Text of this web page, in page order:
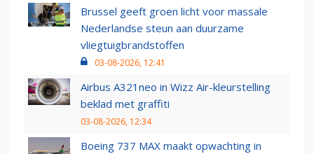
Brussel geeft groen licht voor massale
Nederlandse steun aan duurzame
vliegtuigbrandstoffen
03-08-2026, 12:41
Airbus A321neo in Wizz Air-kleurstelling
beklad met graffiti
03-08-2026, 12:34
Boeing 737 MAX maakt opwachting in